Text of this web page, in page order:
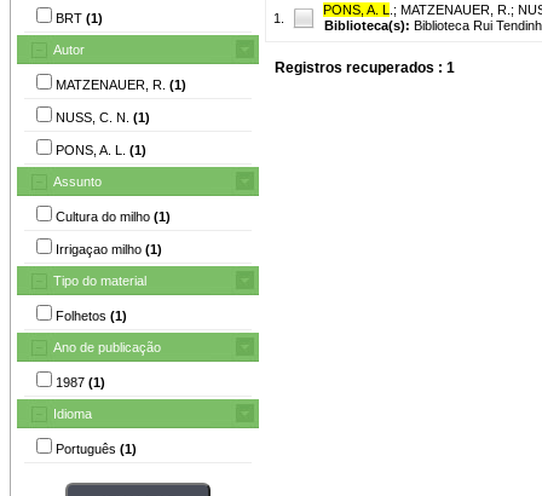
BRT (1)
Autor
MATZENAUER, R. (1)
NUSS, C. N. (1)
PONS, A. L. (1)
Assunto
Cultura do milho (1)
Irrigaçao milho (1)
Tipo do material
Folhetos (1)
Ano de publicação
1987 (1)
Idioma
Português (1)
1.
PONS, A. L ; MATZENAUER, R. ;
Biblioteca(s): Biblioteca Rui
Registros recuperados : 1